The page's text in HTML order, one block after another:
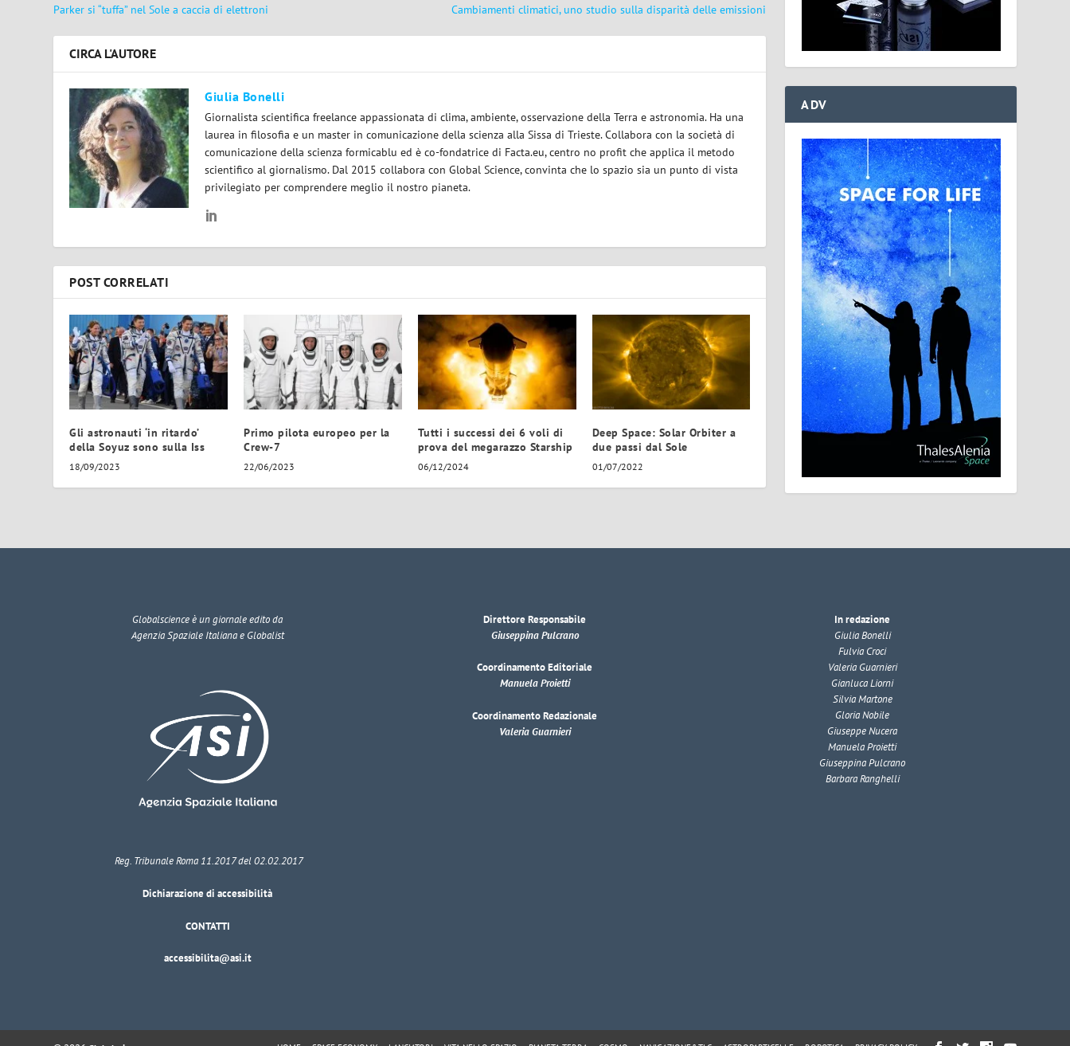
Parker si “tuffa” nel Sole a caccia di elettroni Cambiamenti climatici, uno studio sulla disparità delle emissioni
CIRCA L'AUTORE
Giulia Bonelli
Giornalista scientifica freelance appassionata di clima, ambiente, osservazione della Terra e astronomia. Ha una
laurea in filosofia e un master in comunicazione della scienza alla Sissa di Trieste. Collabora con la società di
comunicazione della scienza formicablu ed è co-fondatrice di Facta.eu, centro no profit che applica il metodo
scientifico al giornalismo. Dal 2015 collabora con Global Science, convinta che lo spazio sia un punto di vista
privilegiato per comprendere meglio il nostro pianeta.
POST CORRELATI
Gli astronauti ‘in ritardo’
della Soyuz sono sulla Iss
18/09/2023
Primo pilota europeo per la
Crew-7
22/06/2023
Tutti i successi dei 6 voli di
prova del megarazzo Starship
06/12/2024
Deep Space: Solar Orbiter a
due passi dal Sole
01/07/2022
ADV
Globalscienceè un giornale edito da
Agenzia Spaziale Italiana e Globalist
Reg. Tribunale Roma 11.2017 del 02.02.2017
Dichiarazione di accessibilità
CONTATTI
accessibilita@asi.it
Direttore Responsabile
Giuseppina Pulcrano
Coordinamento Editoriale
Manuela Proietti
Coordinamento Redazionale
Valeria Guarnieri
In redazione
Giulia Bonelli
Fulvia Croci
Valeria Guarnieri
Gianluca Liorni
Silvia Martone
Gloria Nobile
Giuseppe Nucera
Manuela Proietti
Giuseppina Pulcrano
Barbara Ranghelli